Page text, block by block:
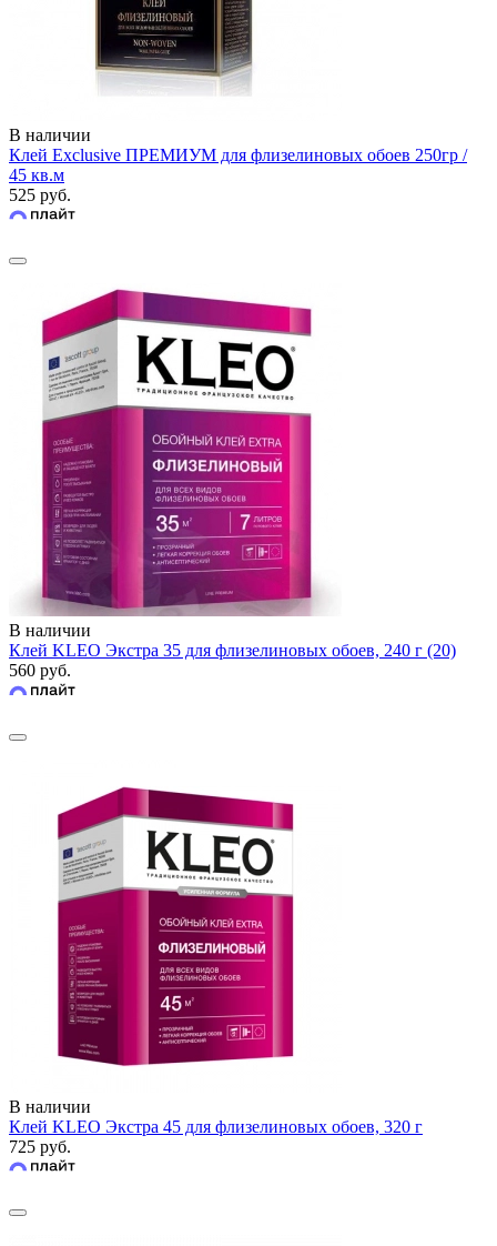
В наличии
Клей Exclusive ПРЕМИУМ для флизелиновых обоев 250гр /
45 кв.м
525 руб.
В наличии
Клей KLEO Экстра 35 для флизелиновых обоев, 240 г (20)
560 руб.
В наличии
Клей KLEO Экстра 45 для флизелиновых обоев, 320 г
725 руб.